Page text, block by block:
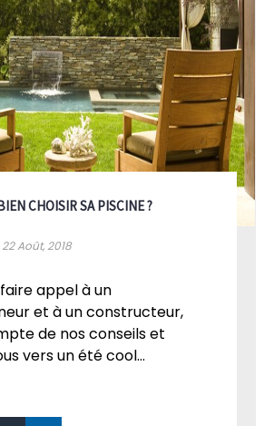
CHOISIR SA PISCINE ?
Août, 2018
appel à un
et à un constructeur,
de nos conseils et
vers un été cool...